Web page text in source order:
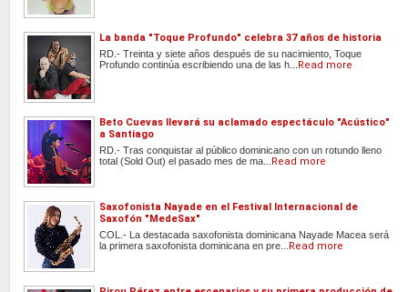
La banda "Toque Profundo" celebra 37 años de historia
RD.- Treinta y siete años después de su nacimiento, Toque
Profundo continúa escribiendo una de las h...
Read more
Beto Cuevas llevará su aclamado espectáculo "Acústico"
a Santiago
RD.- Tras conquistar al público dominicano con un rotundo lleno
total (Sold Out) el pasado mes de ma...
Read more
Saxofonista Nayade en el Festival Internacional de
Saxofón "MedeSax"
COL.- La destacada saxofonista dominicana Nayade Macea será
la primera saxofonista dominicana en pre...
Read more